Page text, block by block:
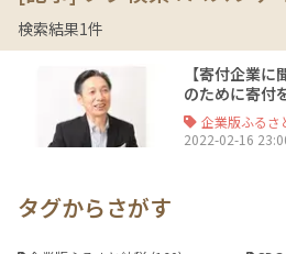
検索結果1件
【寄付企業
のために寄付
ファインダー
企業版ふるさ
2022-02-16
タグからさがす